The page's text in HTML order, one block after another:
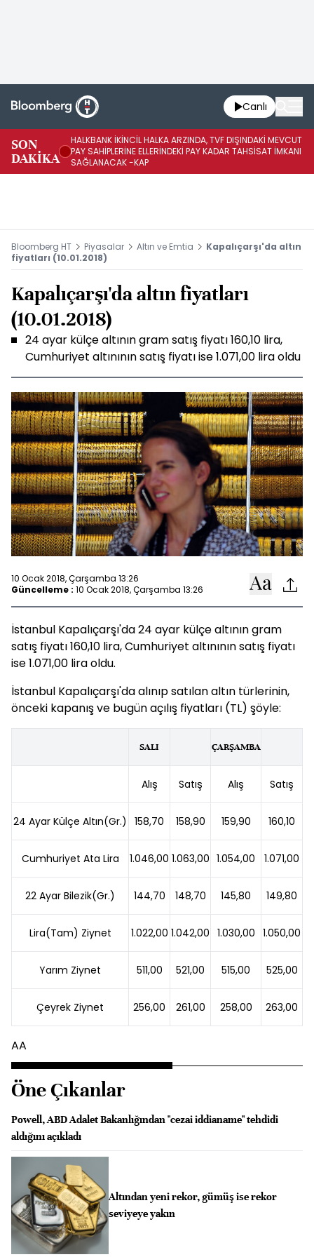
Canlı
SON
DAKİKA
HALKBANK İKİNCİL HALKA ARZINDA, TVF DIŞINDAKİ MEVCUT
PAY SAHİPLERİNE ELLERİNDEKİ PAY KADAR TAHSİSAT İMKANI
SAĞLANACAK -KAP
Bloomberg HT Piyasalar Altın ve Emtia
Kapalıçarşı'da altın
fiyatları (10.01.2018)
Kapalıçarşı'da altın fiyatları
(10.01.2018)
24 ayar külçe altının gram satış fiyatı 160,10 lira,
Cumhuriyet altınının satış fiyatı ise 1.071,00 lira oldu
10 Ocak 2018, Çarşamba 13:26
Güncelleme : 10 Ocak 2018, Çarşamba 13:26
İstanbul Kapalıçarşı'da 24 ayar külçe altının gram
satış fiyatı 160,10 lira, Cumhuriyet altınının satış fiyatı
ise 1.071,00 lira oldu.
İstanbul Kapalıçarşı'da alınıp satılan altın türlerinin,
önceki kapanış ve bugün açılış fiyatları (TL) şöyle:
SALI ÇARŞAMBA
Alış Satış Alış Satış
24 Ayar Külçe Altın(Gr.) 158,70 158,90 159,90 160,10
Cumhuriyet Ata Lira 1.046,00 1.063,00 1.054,00 1.071,00
22 Ayar Bilezik(Gr.) 144,70 148,70 145,80 149,80
Lira(Tam) Ziynet 1.022,00 1.042,00 1.030,00 1.050,00
Yarım Ziynet 511,00 521,00 515,00 525,00
Çeyrek Ziynet 256,00 261,00 258,00 263,00
AA
Öne Çıkanlar
Powell, ABD Adalet Bakanlığından "cezai iddianame" tehdidi
aldığını açıkladı
Altından yeni rekor, gümüş ise rekor
seviyeye yakın